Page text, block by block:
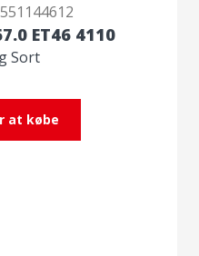
ET46 4110
Sort
at købe